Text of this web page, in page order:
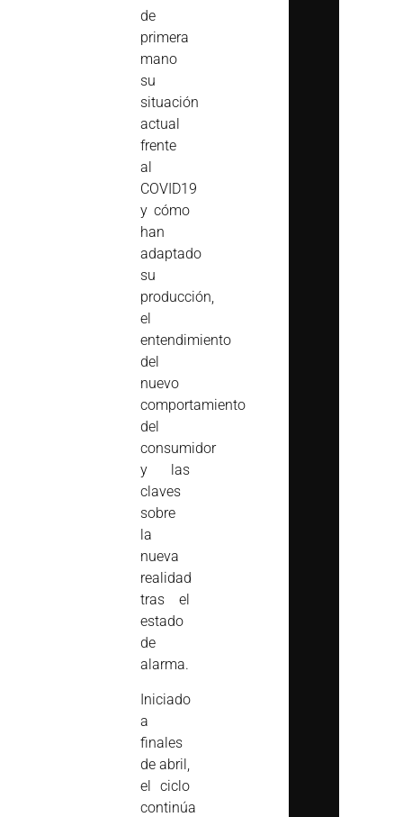
de
primera
mano
su
situación
actual
frente
al
COVID19
y cómo
han
adaptado
su
producción,
el
entendimiento
del
nuevo
comportamiento
del
consumidor
y las
claves
sobre
la
nueva
realidad
tras el
estado
de
alarma.
Iniciado
a
finales
de abril,
el ciclo
continúa